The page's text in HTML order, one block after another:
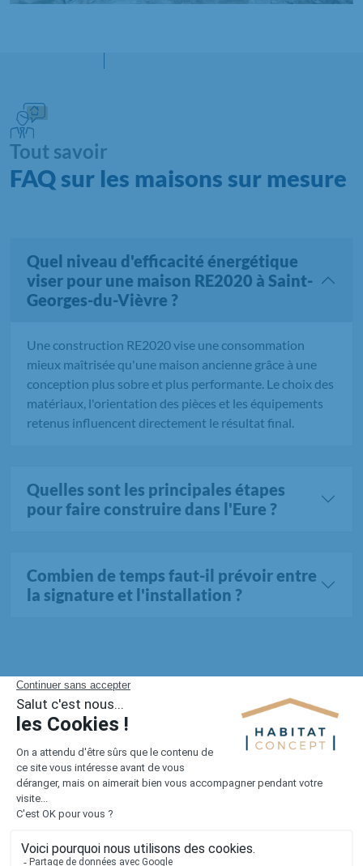
Tout savoir
FAQ sur les maisons sur mesure
Quel niveau d'efficacité énergétique
viser pour une maison RE2020 à Saint-
Georges-du-Vièvre ?
Une construction RE2020 vise une consommation
mieux maîtrisée qu'une maison ancienne grâce à une
conception plus sobre et plus performante. Le choix des
matériaux, l'orientation des pièces et les équipements
retenus influencent directement le résultat final.
Quelles sont les principales étapes
pour faire construire dans l'Eure ?
Combien de temps faut-il prévoir entre
la signature et l'installation ?
Toutes les offres dans l'Eure (370 au total)